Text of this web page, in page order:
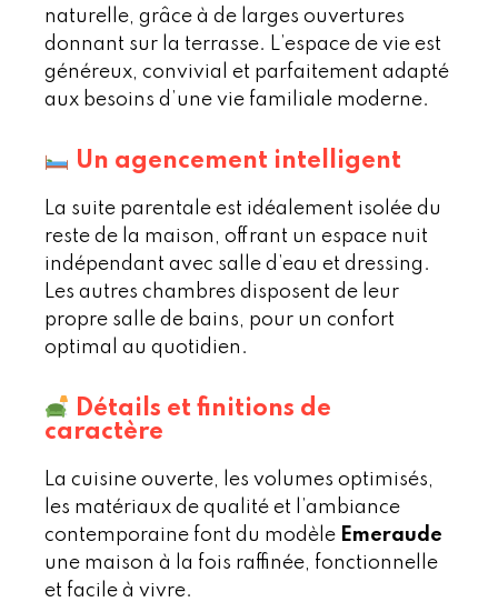
naturelle, grâce à de larges ouvertures
donnant sur la terrasse. L’espace de vie est
généreux, convivial et parfaitement adapté
aux besoins d’une vie familiale moderne.
Un agencement intelligent
La suite parentale est idéalement isolée du
reste de la maison, offrant un espace nuit
indépendant avec salle d’eau et dressing.
Les autres chambres disposent de leur
propre salle de bains, pour un confort
optimal au quotidien.
Détails et finitions de
caractère
La cuisine ouverte, les volumes optimisés,
les matériaux de qualité et l’ambiance
contemporaine font du modèle Emeraude
une maison à la fois raffinée, fonctionnelle
et facile à vivre.